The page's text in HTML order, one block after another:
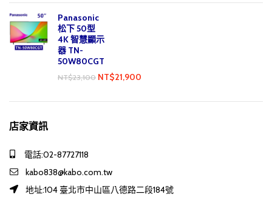
Panasonic
松下 50型
4K 智慧顯示
器 TN-
50W80CGT
NT$23,100 NT$21,900
店家資訊
電話:02-87727118
kabo838@kabo.com.tw
地址:104 臺北市中山區八德路二段184號